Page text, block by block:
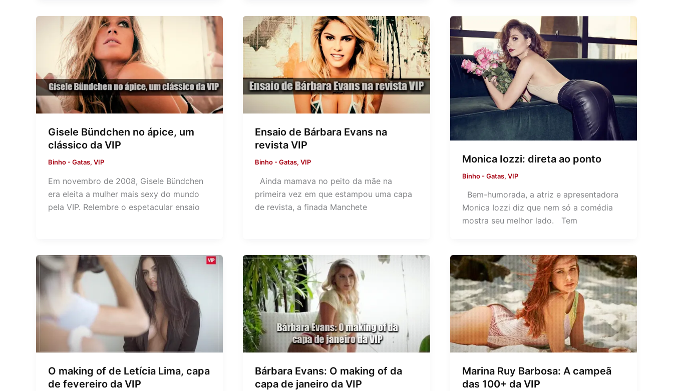
Gisele Bündchen no ápice, um
clássico da VIP
Binho-Gatas, VIP
Em novembro de 2008, Gisele Bündchen
era eleita a mulher mais sexy do mundo
pela VIP. Relembre o espetacular ensaio
Ensaio de Bárbara Evans na
revista VIP
Binho-Gatas,VIP
Ainda mamava no peito da mãe na
primeira vez em que estampou uma capa
de revista, a finada Manchete
Monica Iozzi: direta ao ponto
Binho-Gatas, VIP
Bem-humorada, a atriz e apresentadora
Monica Iozzi diz que nem só a comédia
mostra seu melhor lado. Tem
O making of de Letícia Lima, capa
de fevereiro da VIP
Bárbara Evans: O making of da
capa de janeiro da VIP
Marina Ruy Barbosa: A campeã
das 100+ da VIP